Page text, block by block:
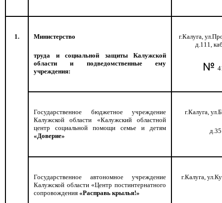
1. Министерство
труда и социальной защиты Калужской
области и подведомственные ему
учреждения:
г.Калуга,
д.111,
№
Государственное бюджетное учреждение
Калужской области «Калужский областной
центр социальной помощи семье и детям
«Доверие»
г.Калуга,
д.35
Государственное автономное учреждение
Калужской области «Центр постинтернатного
сопровождения «Расправь крылья!»
г.Калуга,